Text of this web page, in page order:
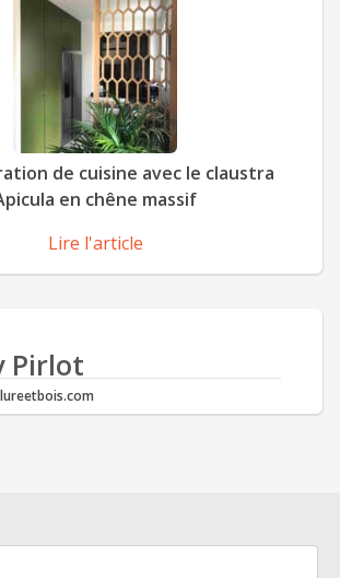
de cuisine avec le claustra
en chêne massif
Lire l'article
Pirlot